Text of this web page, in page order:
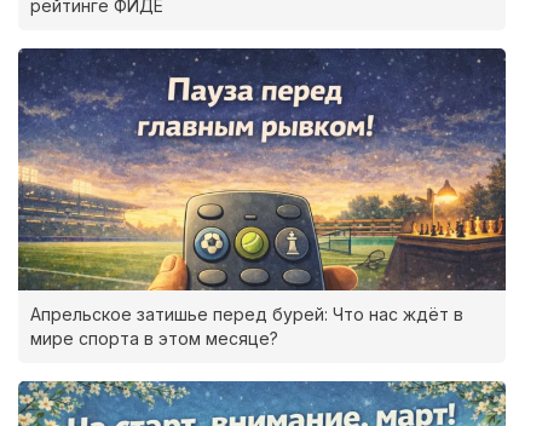
рейтинге ФИДЕ
Апрельское затишье перед бурей: Что нас ждёт в
мире спорта в этом месяце?